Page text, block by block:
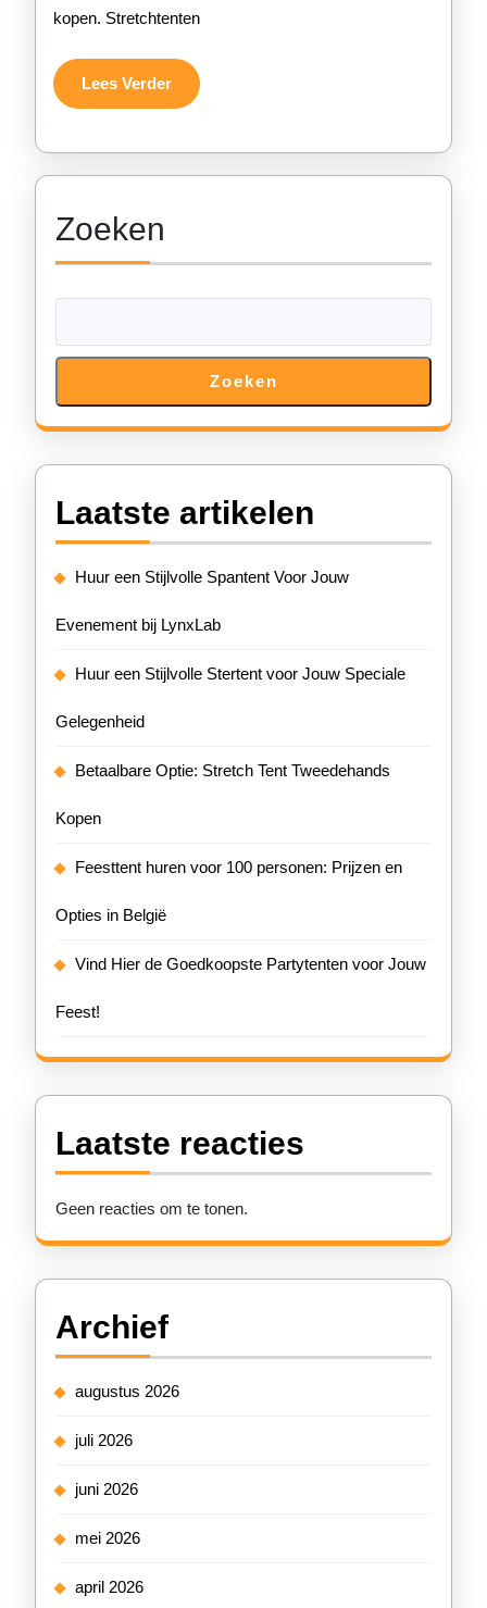
kopen. Stretchtenten
Lees VerderLees
Verder
Zoeken
Zoeken
Laatste artikelen
Huur een Stijlvolle Spantent Voor Jouw
Evenement bij LynxLab
Huur een Stijlvolle Stertent voor Jouw Speciale
Gelegenheid
Betaalbare Optie: Stretch Tent Tweedehands
Kopen
Feesttent huren voor 100 personen: Prijzen en
Opties in België
Vind Hier de Goedkoopste Partytenten voor Jouw
Feest!
Laatste reacties
Geen reacties om te tonen.
Archief
augustus 2026
juli 2026
juni 2026
mei 2026
april 2026